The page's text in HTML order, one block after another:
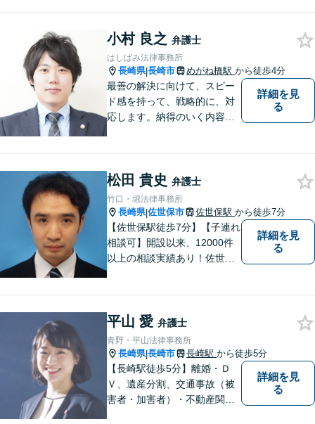
す。どんな些細なことでも構
いません。お気軽にご相談く
ださい【完全個室】
小村 良之 弁護士
はしばみ法律事務所
長崎県|長崎市 めがね橋駅 から徒歩4分
最善の解決に向けて、スピー
ド感を持って、戦略的に、対
応します。納得のいく内容と
詳細を見
る
松田 貴史 弁護士
竹口・堀法律事務所
長崎県|佐世保市 佐世保駅 から徒歩7分
【佐世保駅徒歩7分】【子連れ
相談可】開設以来、12000件
以上の相談実績あり！佐世保
題・企業法務等、お困りごと
はなんでもご相談ください。
【他士業連携】
詳細を見
る
平山 愛 弁護士
青野・平山法律事務所
長崎県|長崎市 長崎駅 から徒歩5分
【長崎駅徒歩5分】離婚・Ｄ
Ｖ、遺産分割、交通事故（被
害者・加害者）・不動産関連
詳細を見
る